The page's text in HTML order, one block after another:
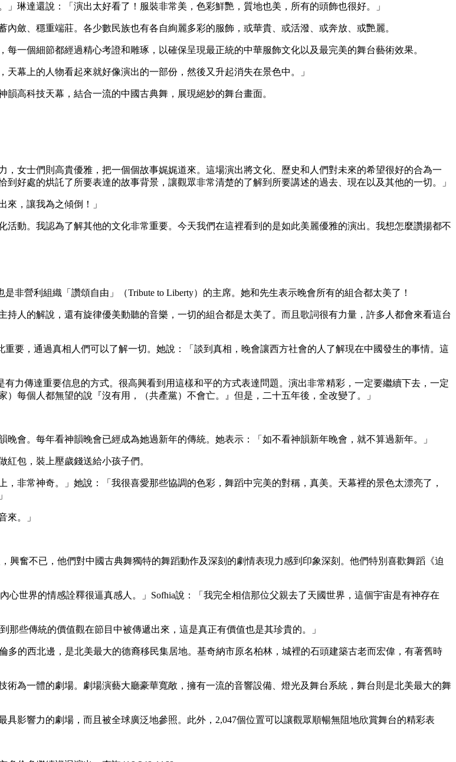
琳達還說：「演出太好看了！服裝非常美，色彩鮮艷，質地也美，所有的頭飾也很好。」
斂、穩重端莊。各少數民族也有各自絢麗多彩的服飾，或華貴、或活潑、或奔放、或艷麗。
一個細節都經過精心考證和雕琢，以確保呈現最正統的中華服飾文化以及最完美的舞台藝術效果。
幕上的人物看起來就好像演出的一部份，然後又升起消失在景色中。」
高科技天幕，結合一流的中國古典舞，展現絕妙的舞台畫面。
女士們則高貴優雅，把一個個故事娓娓道來。這場演出將文化、歷史和人們對未來的希望很好的合為一
好處的烘託了所要表達的故事背景，讓觀眾非常清楚的了解到所要講述的過去、現在以及其他的一切。」
，讓我為之傾倒！」
動。我認為了解其他的文化非常重要。今天我們在這裡看到的是如此美麗優雅的演出。我想怎麼讚揚都不
非營利組織「讚頌自由」（Tribute to Liberty）的主席。她和先生表示晚會所有的組合都太美了！
人的解說，還有旋律優美動聽的音樂，一切的組合都是太美了。而且歌詞很有力量，許多人都會來看這台
要，通過真相人們可以了解一切。她說：「談到真相，晚會讓西方社會的人了解現在中國發生的事情。這
力傳達重要信息的方式。很高興看到用這樣和平的方式表達問題。演出非常精彩，一定要繼續下去，一定
每個人都無望的說『沒有用，（共產黨）不會亡。』但是，二十五年後，全改變了。」
會。每年看神韻晚會已經成為她過新年的傳統。她表示：「如不看神韻新年晚會，就不算過新年。」
包，裝上壓歲錢送給小孩子們。
非常神奇。」她說：「我很喜愛那些協調的色彩，舞蹈中完美的對稱，真美。天幕裡的景色太漂亮了，
來。」
興奮不已，他們對中國古典舞獨特的舞蹈動作及深刻的劇情表現力感到印象深刻。他們特別喜歡舞蹈《迫
世界的情感詮釋很逼真感人。」Sofhia說：「我完全相信那位父親去了天國世界，這個宇宙是有神存在
些傳統的價值觀在節目中被傳遞出來，這是真正有價值也是其珍貴的。」
多的西北邊，是北美最大的德裔移民集居地。基奇納市原名柏林，城裡的石頭建築古老而宏偉，有著舊時
術為一體的劇場。劇場演藝大廳豪華寬敞，擁有一流的音響設備、燈光及舞台系統，舞台則是北美最大的舞
影響力的劇場，而且被全球廣泛地參照。此外，2,047個位置可以讓觀眾順暢無阻地欣賞舞台的精彩表